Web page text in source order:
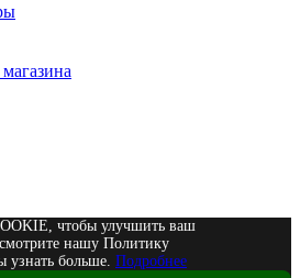
чтобы улучшить ваш
нашу Политику
узнать больше. Подробнее